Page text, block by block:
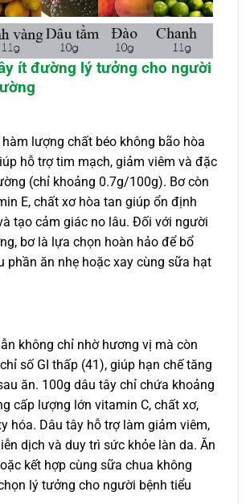
ít đường lý tưởng cho người
lượng chất béo không bão hòa
hỗ trợ tim mạch, giảm viêm và đặc
(chỉ khoảng 0.7g/100g). Bơ còn
E, chất xơ hòa tan giúp ổn định
tạo cảm giác no lâu. Đối với người
bơ là lựa chọn hoàn hảo để bổ
phần ăn nhẹ hoặc xay cùng sữa hạt
không chỉ nhờ hương vị mà còn
số GI thấp (41), giúp hạn chế tăng
ăn. 100g dâu tây chỉ chứa khoảng
cấp lượng lớn vitamin C, chất xơ,
hóa. Dâu tây hỗ trợ làm giảm viêm,
dịch và duy trì sức khỏe làn da. Ăn
kết hợp cùng sữa chua không
lý tưởng cho người bệnh tiểu